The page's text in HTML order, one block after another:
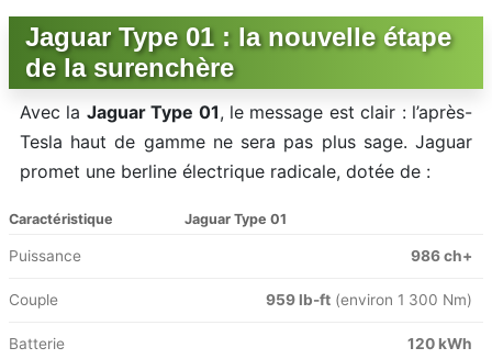
Jaguar Type 01 : la nouvelle étape
de la surenchère
Avec la Jaguar Type 01, le message est clair : l’après-
Tesla haut de gamme ne sera pas plus sage. Jaguar
promet une berline électrique radicale, dotée de :
Caractéristique Jaguar Type 01
Puissance 986 ch+
Couple 959 lb-ft (environ 1 300 Nm)
Batterie 120 kWh